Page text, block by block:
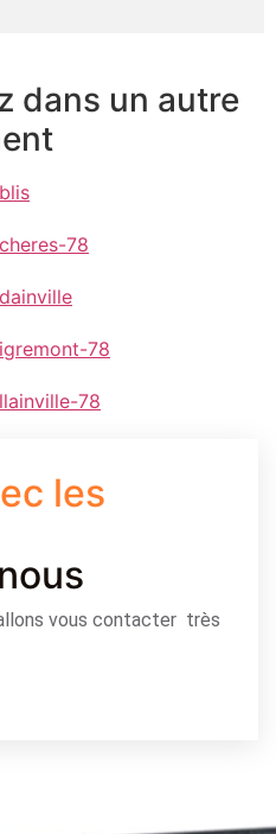
dans un autre
78
78
78
les
vous contacter très